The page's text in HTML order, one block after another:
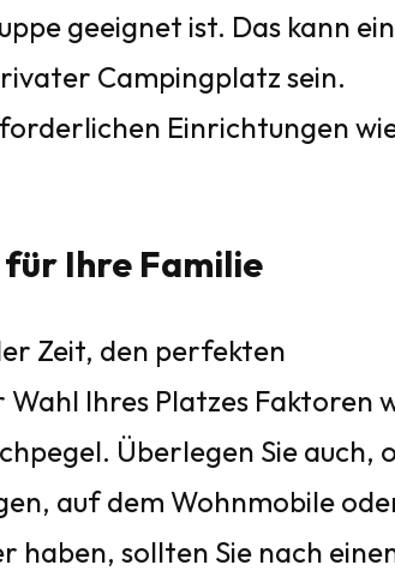
geeignet ist. Das kann ein
Campingplatz sein.
Einrichtungen
Ihre Familie
Zeit, den perfekten
Ihres Platzes Faktoren
Überlegen Sie auch,
auf dem Wohnmobile
haben, sollten Sie nach